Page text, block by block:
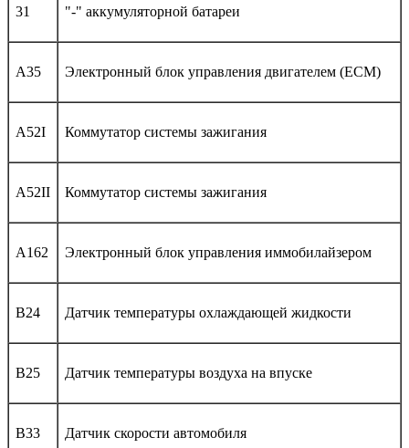
31 "-" аккумуляторной батареи
A35 Электронный блок управления двигателем (ECM)
A52I Коммутатор системы зажигания
A52II Коммутатор системы зажигания
A162 Электронный блок управления иммобилайзером
B24 Датчик температуры охлаждающей жидкости
B25 Датчик температуры воздуха на впуске
B33 Датчик скорости автомобиля